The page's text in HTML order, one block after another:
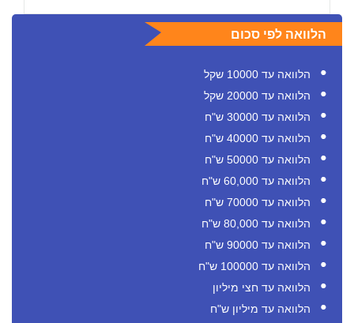
הלוואה לפי סכום
הלוואה עד 10000 שקל
הלוואה עד 20000 שקל
הלוואה עד 30000 ש"ח
הלוואה עד 40000 ש"ח
הלוואה עד 50000 ש"ח
הלוואה עד 60,000 ש"ח
הלוואה עד 70000 ש"ח
הלוואה עד 80,000 ש"ח
הלוואה עד 90000 ש"ח
הלוואה עד 100000 ש"ח
הלוואה עד חצי מיליון
הלוואה עד מיליון ש"ח